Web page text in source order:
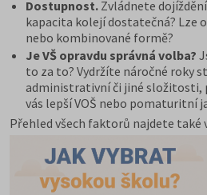
Dostupnost. Zvládnete
kapacita kolejí dostatečná? Lze
nebo kombinované formě?
Je VŠ opravdu správná volba?
to za to? Vydržíte náročné roky
administrativní či jiné složitosti,
vás lepší VOŠ nebo pomaturitní
Přehled všech faktorů najdete také